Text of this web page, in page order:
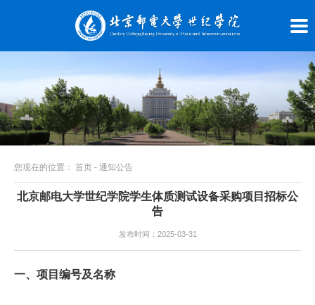
您现在的位置： 首页 - 通知公告
北京邮电大学世纪学院学生体质测试设备采购项目招标公
告
发布时间：2025-03-31
一、项目编号及名称